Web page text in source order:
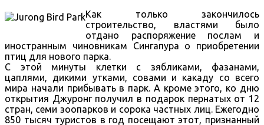
Как только закончилось
строительство, властями было
отдано распоряжение послам и
иностранным чиновникам Сингапура о приобретении
птиц для нового парка.
С этой минуты клетки с зябликами, фазанами,
цаплями, дикими утками, совами и какаду со всего
мира начали прибывать в парк. А кроме этого, ко дню
открытия Джуронг получил в подарок пернатых от 12
стран, семи зоопарков и сорока частных лиц. Ежегодно
850 тысяч туристов в год посещают этот, признанный